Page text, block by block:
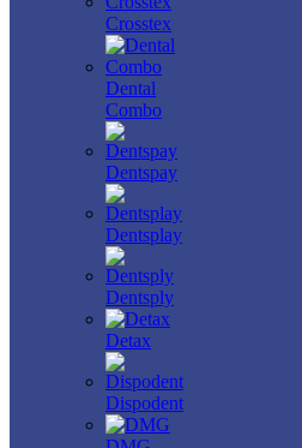
Crosstex
Dental
Combo
Dentspay
Dentsplay
Dentsply
Detax
Dispodent